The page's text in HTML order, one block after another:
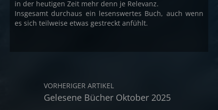
in der heutigen Zeit mehr denn je Relevanz.
Insgesamt durchaus ein lesenswertes Buch, auch wenn
es sich teilweise etwas gestreckt anfühlt.
VORHERIGER ARTIKEL
Gelesene Bücher Oktober 2025